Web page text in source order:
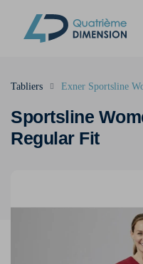
Sportsline
Regular Fit
Tabliers Exner Sportsline